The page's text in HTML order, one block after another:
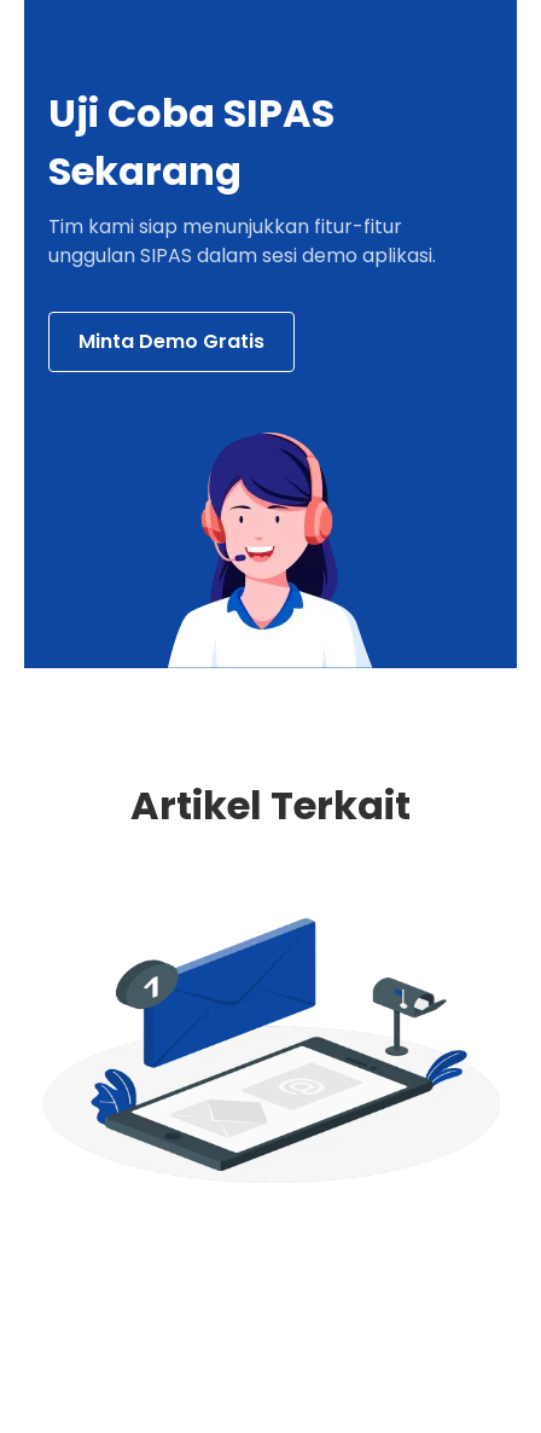
Uji Coba SIPAS
Sekarang
Tim kami siap menunjukkan fitur-fitur
unggulan SIPAS dalam sesi demo aplikasi.
Minta Demo Gratis
Artikel Terkait